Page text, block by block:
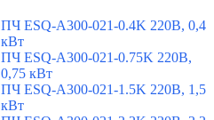
ПЧ ESQ-A300-021-0.4K 220В, 0,4
кВт
ПЧ ESQ-A300-021-0.75K 220В,
0,75 кВт
ПЧ ESQ-A300-021-1.5K 220В, 1,5
кВт